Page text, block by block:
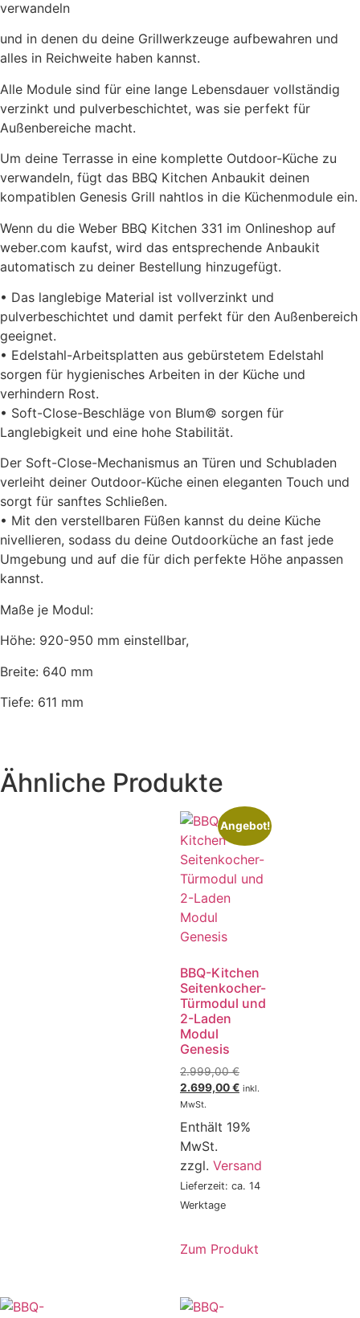
verwandeln
und in denen du deine Grillwerkzeuge aufbewahren und
alles in Reichweite haben kannst.
Alle Module sind für eine lange Lebensdauer vollständig
verzinkt und pulverbeschichtet, was sie perfekt für
Außenbereiche macht.
Um deine Terrasse in eine komplette Outdoor-Küche zu
verwandeln, fügt das BBQ Kitchen Anbaukit deinen
kompatiblen Genesis Grill nahtlos in die Küchenmodule ein.
Wenn du die Weber BBQ Kitchen 331 im Onlineshop auf
weber.com kaufst, wird das entsprechende Anbaukit
automatisch zu deiner Bestellung hinzugefügt.
• Das langlebige Material ist vollverzinkt und
pulverbeschichtet und damit perfekt für den Außenbereich
geeignet.
• Edelstahl-Arbeitsplatten aus gebürstetem Edelstahl
sorgen für hygienisches Arbeiten in der Küche und
verhindern Rost.
• Soft-Close-Beschläge von Blum© sorgen für
Langlebigkeit und eine hohe Stabilität.
Der Soft-Close-Mechanismus an Türen und Schubladen
verleiht deiner Outdoor-Küche einen eleganten Touch und
sorgt für sanftes Schließen.
• Mit den verstellbaren Füßen kannst du deine Küche
nivellieren, sodass du deine Outdoorküche an fast jede
Umgebung und auf die für dich perfekte Höhe anpassen
kannst.
Maße je Modul:
Höhe: 920-950 mm einstellbar,
Breite: 640 mm
Tiefe: 611 mm
Ähnliche Produkte
Angebot!
BBQ-Kitchen
Seitenkocher-
Türmodul und
2-Laden
Modul
Genesis
2.999,00€
2.699,00€ inkl.
MwSt.
Enthält 19%
MwSt.
zzgl. Versand
Lieferzeit: ca. 14
Werktage
Zum Produkt